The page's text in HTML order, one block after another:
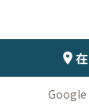
Google